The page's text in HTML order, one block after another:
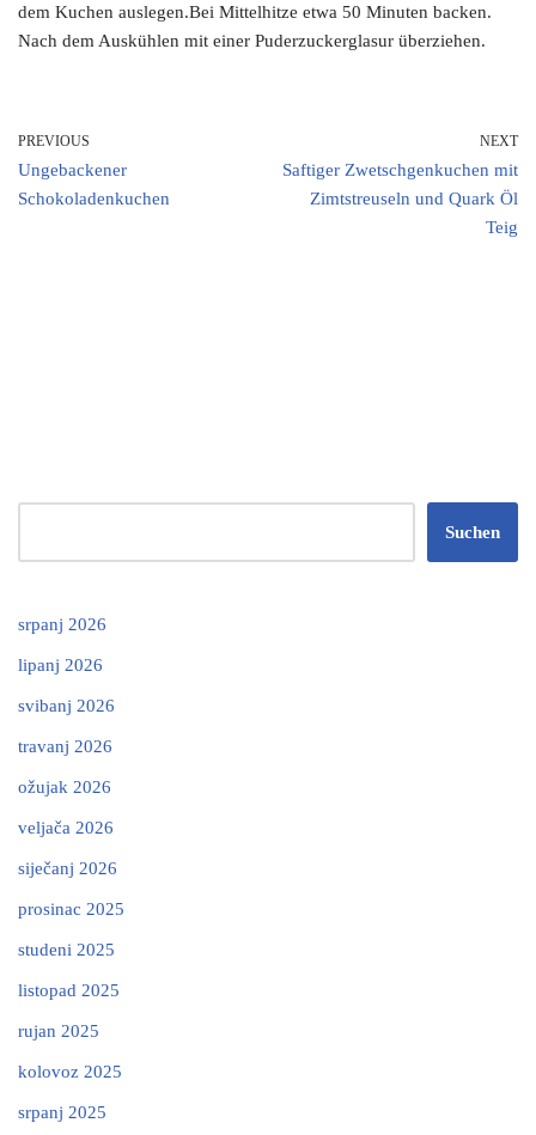
dem Kuchen auslegen.Bei Mittelhitze etwa 50 Minuten backen.
Nach dem Auskühlen mit einer Puderzuckerglasur überziehen.
PREVIOUS
Ungebackener
Schokoladenkuchen
NEXT
Saftiger Zwetschgenkuchen mit
Zimtstreuseln und Quark Öl
Teig
Suchen
srpanj 2026
lipanj 2026
svibanj 2026
travanj 2026
ožujak 2026
veljača 2026
siječanj 2026
prosinac 2025
studeni 2025
listopad 2025
rujan 2025
kolovoz 2025
srpanj 2025